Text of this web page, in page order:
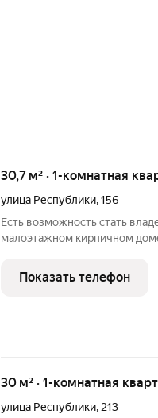
30,7 м² · 1-комнатная
улица Республики,156
Есть возможность стать
малоэтажном кирпичном
Расположение квартиры одно из ее главных преимуществ. Вы
окажетесь в самом
Показать телефон
30 м² · 1-комнатная
улица Республики, 213